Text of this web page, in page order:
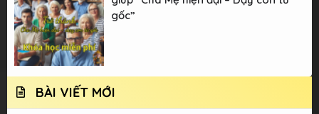
gốc”
BÀI VIẾT MỚI